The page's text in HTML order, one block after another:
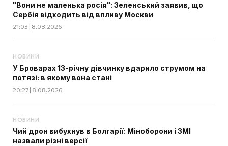
"Вони не маленька росія": Зеленський заявив, що
Сербія відходить від впливу Москви
21:03 | 8.08.2026
НОВИНИ
У Броварах 13-річну дівчинку вдарило струмом на
потязі: в якому вона стані
20:27 | 8.08.2026
НОВИНИ
Чий дрон вибухнув в Болгарії: Міноборони і ЗМІ
назвали різні версії